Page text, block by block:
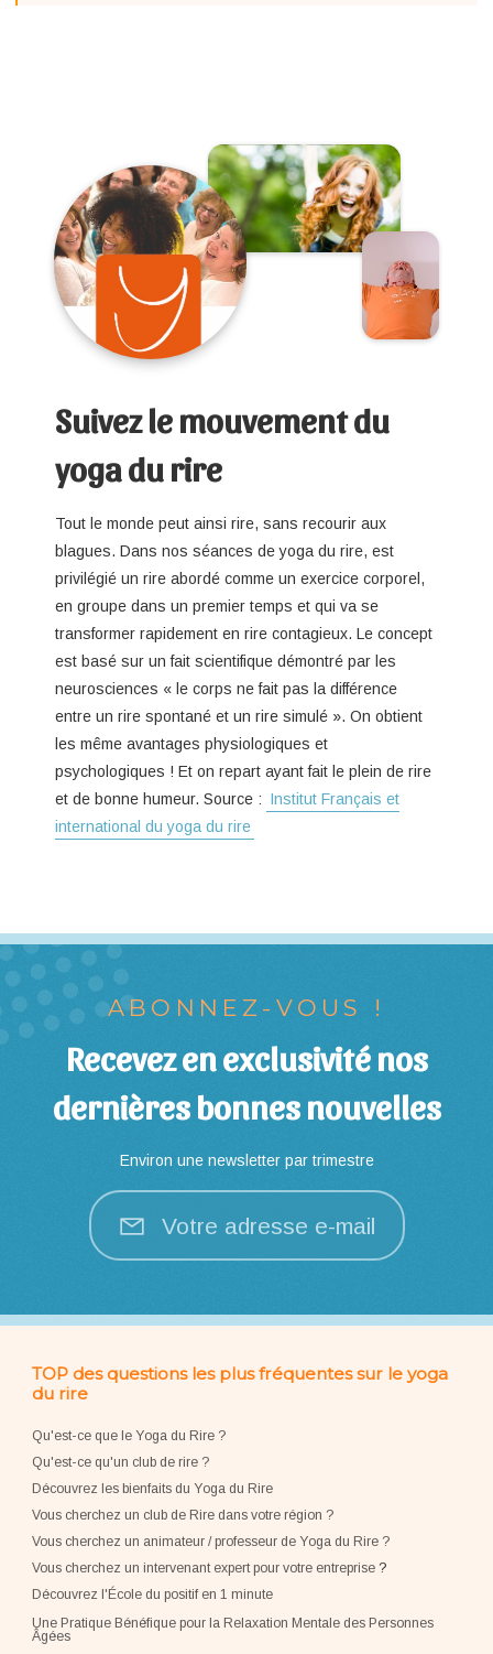
Suivez le mouvement du
yoga du rire
Tout le monde peut ainsi rire, sans recourir aux
blagues. Dans nos séances de yoga du rire, est
privilégié un rire abordé comme un exercice corporel,
en groupe dans un premier temps et qui va se
transformer rapidement en rire contagieux. Le concept
est basé sur un fait scientifique démontré par les
neurosciences « le corps ne fait pas la différence
entre un rire spontané et un rire simulé ». On obtient
les même avantages physiologiques et
psychologiques ! Et on repart ayant fait le plein de rire
et de bonne humeur. Source : Institut Français et
international du yoga du rire
ABONNEZ-VOUS !
Recevez en exclusivité nos
dernières bonnes nouvelles
Environ une newsletter par trimestre
Votre adresse e-mail
TOP des questions les plus fréquentes sur le yoga
du rire
Qu'est-ce que le Yoga du Rire ?
Qu'est-ce qu'un club de rire ?
Découvrez les bienfaits du Yoga du Rire
Vous cherchez un club de Rire dans votre région ?
Vous cherchez un animateur / professeur de Yoga du Rire ?
Vous cherchez un intervenant expert pour votre entreprise?
Découvrez l'École du positif en 1 minute
Une Pratique Bénéfique pour la Relaxation Mentale des Personnes
Âgées